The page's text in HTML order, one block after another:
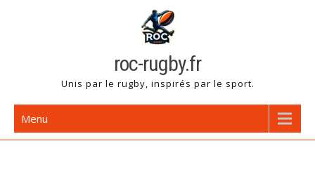
roc-rugby.fr
Unis par le rugby, inspirés par le sport.
Menu